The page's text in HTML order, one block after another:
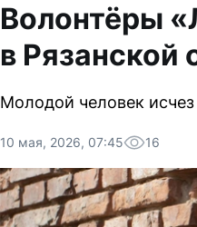
Волонтёры
в Рязанской
Молодой человек
10 мая, 2026, 07:45 16